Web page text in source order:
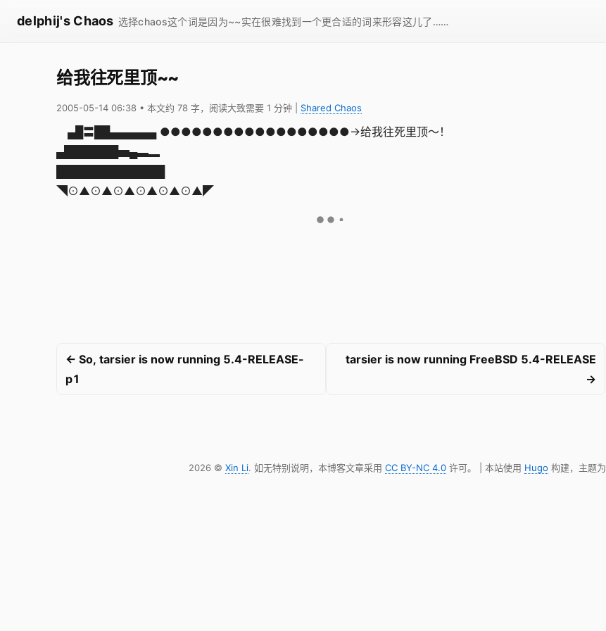
delphij's Chaos 选择chaos这个词是因为~~实在很难找到一个更合适的词来形容这儿了……
给我往死里顶~~
2005-05-14 06:38 • 本文约 78 字，阅读大致需要 1 分钟 Shared Chaos
▄█〓██▄▄▄▄▄▄ ●●●●●●●●●●●●●●●●●●→给我往死里顶～！
▄███████▅▄▃▂
◥⊙▲⊙▲⊙▲⊙▲⊙▲⊙▲◤
← So, tarsier is now running 5.4-RELEASE-
p1
tarsier is now running FreeBSD 5.4-RELEASE
→
2026 © Xin Li. 如无特别说明，本博客文章采用 CC BY-NC 4.0许可。 | 本站使用 Hugo 构建，主题为